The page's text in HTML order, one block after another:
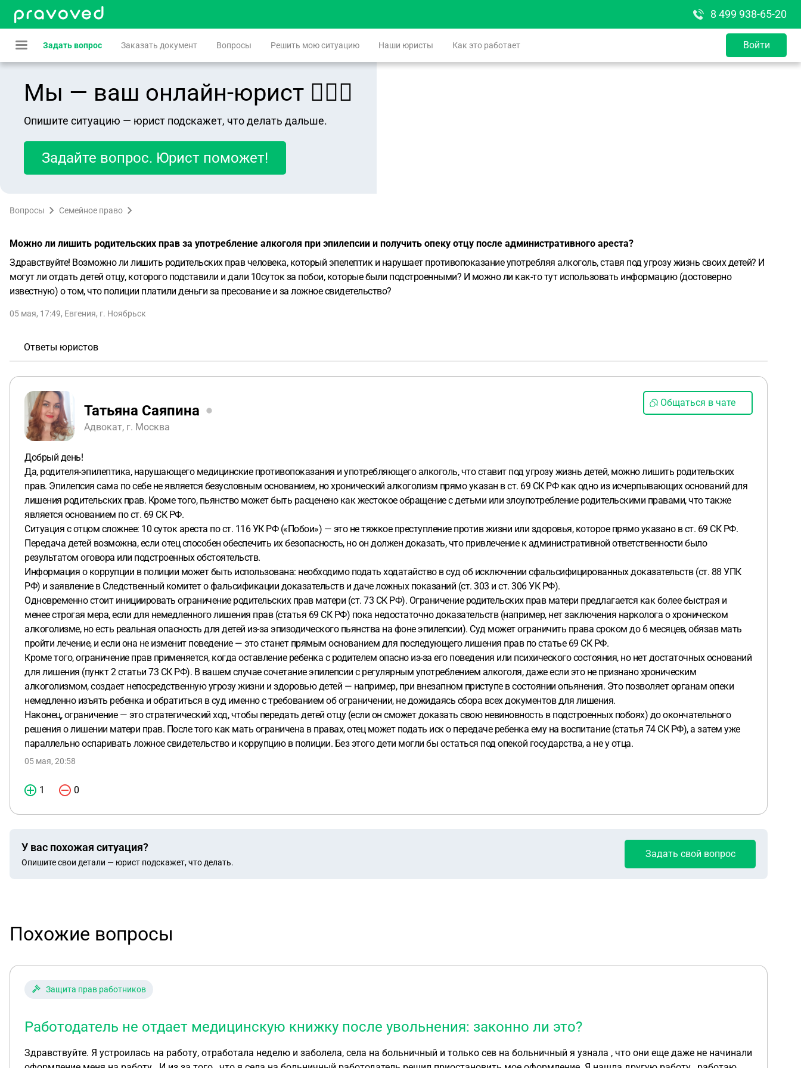
8 499 938-65-20
Задать вопрос Заказать документ Вопросы Решить мою ситуацию Наши юристы Как это работает Войти
Мы — ваш онлайн-юрист 👨🏻‍⚖️
Опишите ситуацию — юрист подскажет, что делать дальше.
Задайте вопрос. Юрист поможет!
Вопросы Семейное право
Можно ли лишить родительских прав за употребление алкоголя при эпилепсии и получить опеку отцу после административного ареста?
Здравствуйте! Возможно ли лишить родительских прав человека, который эпелептик и нарушает противопоказание употребляя алкоголь, ставя под угрозу жизнь своих детей? И
могут ли отдать детей отцу, которого подставили и дали 10суток за побои, которые были подстроенными? И можно ли как-то тут использовать информацию (достоверно
известную) о том, что полиции платили деньги за пресование и за ложное свидетельство?
05 мая, 17:49, Евгения, г. Ноябрьск
Ответы юристов
Татьяна Саяпина
Адвокат, г. Москва
Общаться в чате
Добрый день!
Да, родителя-эпилептика, нарушающего медицинские противопоказания и употребляющего алкоголь, что ставит под угрозу жизнь детей, можно лишить родительских
прав. Эпилепсия сама по себе не является безусловным основанием, но хронический алкоголизм прямо указан в ст. 69 СК РФ как одно из исчерпывающих оснований для
лишения родительских прав. Кроме того, пьянство может быть расценено как жестокое обращение с детьми или злоупотребление родительскими правами, что также
является основанием по ст. 69 СК РФ.
Ситуация с отцом сложнее: 10 суток ареста по ст. 116 УК РФ («Побои») — это не тяжкое преступление против жизни или здоровья, которое прямо указано в ст. 69 СК РФ.
Передача детей возможна, если отец способен обеспечить их безопасность, но он должен доказать, что привлечение к административной ответственности было
результатом оговора или подстроенных обстоятельств.
Информация о коррупции в полиции может быть использована: необходимо подать ходатайство в суд об исключении сфальсифицированных доказательств (ст. 88 УПК
РФ) и заявление в Следственный комитет о фальсификации доказательств и даче ложных показаний (ст. 303 и ст. 306 УК РФ).
Одновременно стоит инициировать ограничение родительских прав матери (ст. 73 СК РФ). Ограничение родительских прав матери предлагается как более быстрая и
менее строгая мера, если для немедленного лишения прав (статья 69 СК РФ) пока недостаточно доказательств (например, нет заключения нарколога о хроническом
алкоголизме, но есть реальная опасность для детей из-за эпизодического пьянства на фоне эпилепсии). Суд может ограничить права сроком до 6 месяцев, обязав мать
пройти лечение, и если она не изменит поведение — это станет прямым основанием для последующего лишения прав по статье 69 СК РФ.
Кроме того, ограничение прав применяется, когда оставление ребенка с родителем опасно из-за его поведения или психического состояния, но нет достаточных оснований
для лишения (пункт 2 статьи 73 СК РФ). В вашем случае сочетание эпилепсии с регулярным употреблением алкоголя, даже если это не признано хроническим
алкоголизмом, создает непосредственную угрозу жизни и здоровью детей — например, при внезапном приступе в состоянии опьянения. Это позволяет органам опеки
немедленно изъять ребенка и обратиться в суд именно с требованием об ограничении, не дожидаясь сбора всех документов для лишения.
Наконец, ограничение — это стратегический ход, чтобы передать детей отцу (если он сможет доказать свою невиновность в подстроенных побоях) до окончательного
решения о лишении матери прав. После того как мать ограничена в правах, отец может подать иск о передаче ребенка ему на воспитание (статья 74 СК РФ), а затем уже
параллельно оспаривать ложное свидетельство и коррупцию в полиции. Без этого дети могли бы остаться под опекой государства, а не у отца.
05 мая, 20:58
1 0
У вас похожая ситуация?
Опишите свои детали — юрист подскажет, что делать.
Задать свой вопрос
Похожие вопросы
Защита прав работников
Работодатель не отдает медицинскую книжку после увольнения: законно ли это?
Здравствуйте. Я устроилась на работу, отработала неделю и заболела, села на больничный и только сев на больничный я узнала , что они еще даже не начинали